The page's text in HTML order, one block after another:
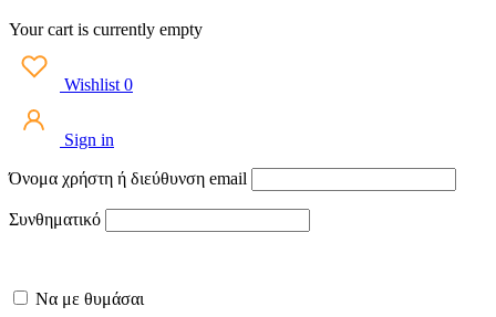
Your cart is currently empty
Wishlist 0
Sign in
Όνομα χρήστη ή διεύθυνση email
Συνθηματικό
Να με θυμάσαι